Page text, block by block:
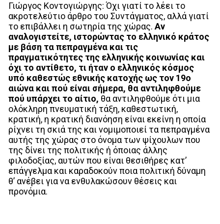
Γιώργος Κοντογιώργης: Όχι γιατί το λέει το
ακροτελεύτιο άρθρο του Συντάγματος, αλλά γιατί
το επιβάλλει η σωτηρία της χώρας.Αν
αναλογιστείτε, ιστορώντας το ελληνικό κράτος
με βάση τα πεπραγμένα και τις
πραγματικότητες της ελληνικής κοινωνίας και
όχι το αντίθετο, τι ήταν ο ελληνικός κόσμος
υπό καθεστώς εθνικής κατοχής ως τον 19ο
αιώνα και πού είναι σήμερα, θα αντιληφθούμε
πού υπάρχει το αίτιο, θα αντιληφθούμε ότι μια
ολόκληρη πνευματική τάξη, καθεστωτική,
κρατική, η κρατική διανόηση είναι εκείνη η οποία
ρίχνει τη σκιά της και νομιμοποιεί τα πεπραγμένα
αυτής της χώρας στο όνομα των ψίχουλων που
της δίνει της πολιτικής ή όποιας άλλης
φιλοδοξίας, αυτών που είναι θεσιθήρες κατ’
επάγγελμα και καραδοκούν ποια πολιτική δύναμη
θ’ ανέβει για να ενθυλακώσουν θέσεις και
προνόμια.